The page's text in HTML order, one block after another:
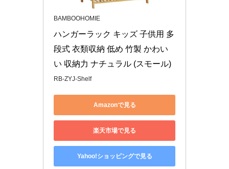
BAMBOOHOMIE
ハンガーラック キッズ 子供用 多
段式 衣類収納 低め 竹製 かわい
い 収納力 ナチュラル (スモール)
RB-ZYJ-Shelf
Amazonで見る
楽天市場で見る
Yahoo!ショッピングで見る